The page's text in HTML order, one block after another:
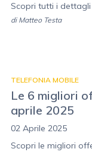
Scopri tutti i
di Matteo Testa
TELEFONIA MOBILE
Le 6 migliori
aprile 2025
02 Aprile 2025
Scopri le migliori